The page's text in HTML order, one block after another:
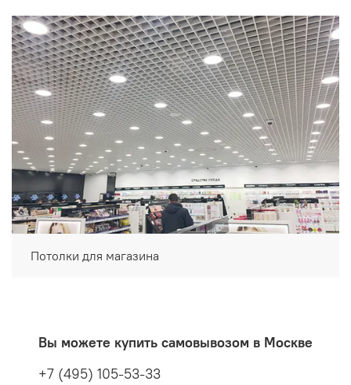
Потолки для магазина
Вы можете купить самовывозом в Москве
+7 (495) 105-53-33